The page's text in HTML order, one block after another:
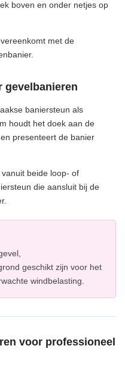
boven en onder netjes op
met de
gevelbanieren
baniersteun als
houdt het doek aan de
presenteert de banier
beide loop- of
die aansluit bij de
geschikt zijn voor het
windbelasting.
voor professioneel